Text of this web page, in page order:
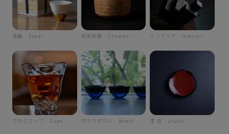
酒器 - Sake - 抹茶茶碗 - Chawan - インテリア - interior -
ガラスカップ - Cups - ガラスボウル - Bowls - 漆 皿 - Urushi -